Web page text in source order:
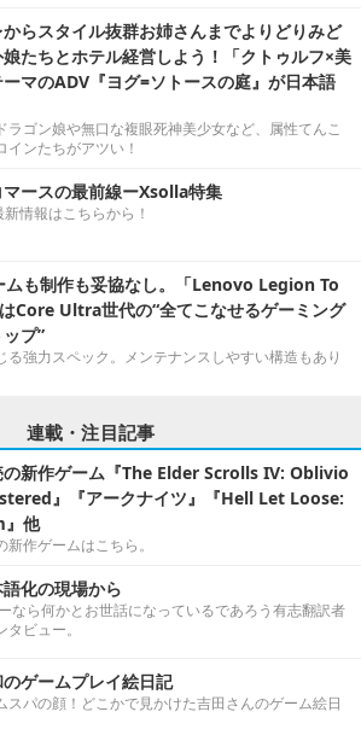
らスタイル抜群お姉さんまでよりどりみど
娘たちとホテル経営しよう！「クトゥルフ×美
マのADV『ヨグ=ソトースの庭』が日本語
ラゴン娘や無口な複眼死神美少女など、属性てんこ
インたちがアツい！
ースの最前線ーXsolla特集
情報はこちらから！
ムも制作も妥協なし。「Lenovo Legion To
Core Ultra世代の“全てこなせるゲーミング
プ”
る強力スペック。メンテナンスしやすい構造もあり
連載・注目記事
の新作ゲーム『The Elder Scrolls IV: Oblivio
』『アークナイツ』『Hell Let Loose:
他
新作ゲームはこちら。
化の現場から
なら何かとお世話になっているであろう有志翻訳者
ビュー。
ゲームプレイ絵日記
スパの顔！どこかで見かけた吉田さんのゲーム絵日